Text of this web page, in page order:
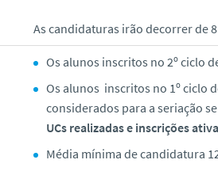
As candidaturas irão decorrer de
Os alunos inscritos no 2º ciclo
Os alunos inscritos no 1º ciclo
considerados para a seriação
UCs realizadas e inscrições
Média mínima de candidatura